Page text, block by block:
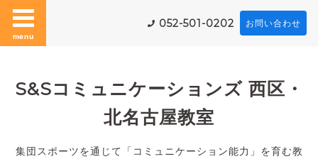
menu
052-501-0202 お問い合わせ
S&Sコミュニケーションズ 西区・
北名古屋教室
集団スポーツを通じて「コミュニケーション能力」を育む教